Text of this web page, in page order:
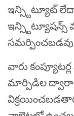
ఇన్స్టిట్యూట్
ఇన్స్టిట్యూషన్స్
వారు
మార్పిడిల ద్వారా